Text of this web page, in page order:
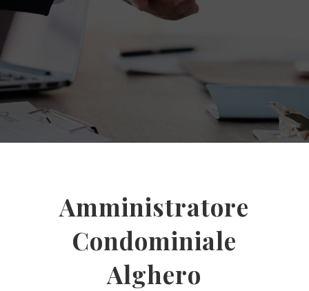
Amministratore
Condominiale
Alghero